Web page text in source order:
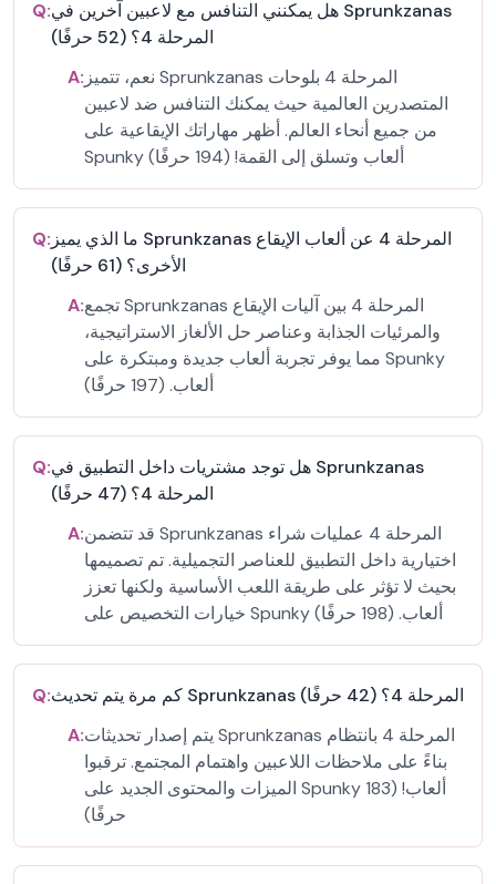
Q:هل يمكنني التنافس مع لاعبين آخرين في Sprunkzanas
المرحلة 4؟ (52 حرفًا)
A: نعم، تتميز Sprunkzanas المرحلة 4 بلوحات
المتصدرين العالمية حيث يمكنك التنافس ضد لاعبين
من جميع أنحاء العالم. أظهر مهاراتك الإيقاعية على
Spunky ألعاب وتسلق إلى القمة! (194 حرفًا)
Q: ما الذي يميز Sprunkzanas المرحلة 4 عن ألعاب الإيقاع
الأخرى؟ (61 حرفًا)
A:تجمع Sprunkzanas المرحلة 4 بين آليات الإيقاع
والمرئيات الجذابة وعناصر حل الألغاز الاستراتيجية،
مما يوفر تجربة ألعاب جديدة ومبتكرة على Spunky
ألعاب. (197 حرفًا)
Q:هل توجد مشتريات داخل التطبيق في Sprunkzanas
المرحلة 4؟ (47 حرفًا)
A:قد تتضمن Sprunkzanas المرحلة 4 عمليات شراء
اختيارية داخل التطبيق للعناصر التجميلية. تم تصميمها
بحيث لا تؤثر على طريقة اللعب الأساسية ولكنها تعزز
خيارات التخصيص على Spunky ألعاب. (198 حرفًا)
Q:
كم مرة يتم تحديث Sprunkzanas المرحلة 4؟ (42 حرفًا)
A:يتم إصدار تحديثات Sprunkzanas المرحلة 4 بانتظام
بناءً على ملاحظات اللاعبين واهتمام المجتمع. ترقبوا
الميزات والمحتوى الجديد على Spunky ألعاب! (183
حرفًا)